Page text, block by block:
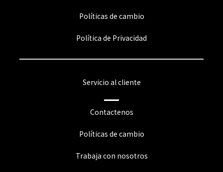
Políticas de cambio
Política de Privacidad
Servicio al cliente
Contactenos
Políticas de cambio
Trabaja con nosotros